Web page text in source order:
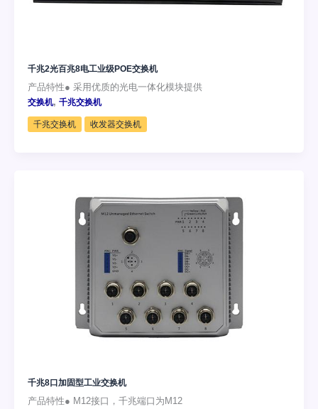
千兆2光百兆8电工业级POE交换机
产品特性● 采用优质的光电一体化模块提供
交换机, 千兆交换机
千兆交换机 收发器交换机
千兆8口加固型工业交换机
产品特性● M12接口，千兆端口为M12